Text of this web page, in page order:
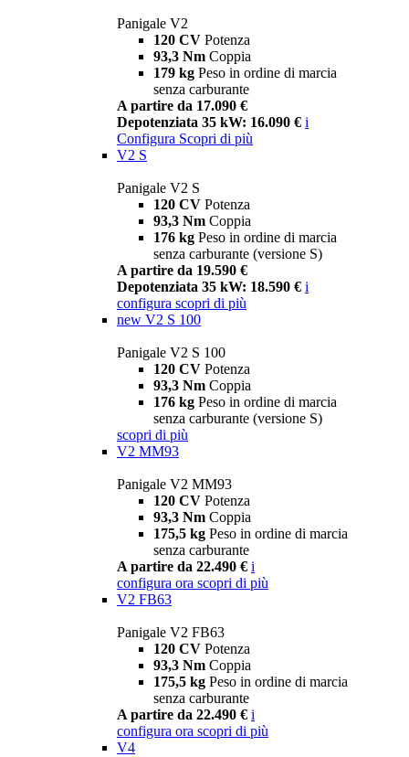
Panigale V2
120 CV Potenza
93,3 Nm Coppia
179 kg Peso in ordine di marcia
senza carburante
A partire da 17.090 €
Depotenziata 35 kW: 16.090 € i
Configura Scopri di più
V2 S
Panigale V2 S
120 CV Potenza
93,3 Nm Coppia
176 kg Peso in ordine di marcia
senza carburante (versione S)
A partire da 19.590 €
Depotenziata 35 kW: 18.590 € i
configura scopri di più
new V2 S 100
Panigale V2 S 100
120 CV Potenza
93,3 Nm Coppia
176 kg Peso in ordine di marcia
senza carburante (versione S)
scopri di più
V2 MM93
Panigale V2 MM93
120 CV Potenza
93,3 Nm Coppia
175,5 kg Peso in ordine di marcia
senza carburante
A partire da 22.490 € i
configura ora scopri di più
V2 FB63
Panigale V2 FB63
120 CV Potenza
93,3 Nm Coppia
175,5 kg Peso in ordine di marcia
senza carburante
A partire da 22.490 € i
configura ora scopri di più
V4